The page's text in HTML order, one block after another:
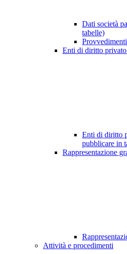
Dati società
tabelle)
Provvedimenti
Enti di diritto
Enti di diritto
pubblicare in
Rappresentazione
Attività e procedimenti